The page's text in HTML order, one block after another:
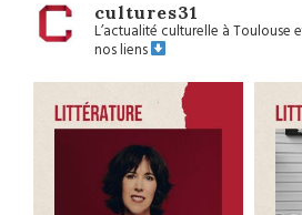
cultures31
L’actualité culturelle à Toulouse
nos liens